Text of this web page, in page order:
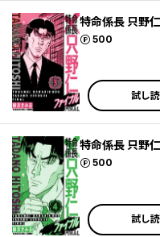
特命係長 只野
500
ポイント
試し
特命係長 只
500
ポイント
試し